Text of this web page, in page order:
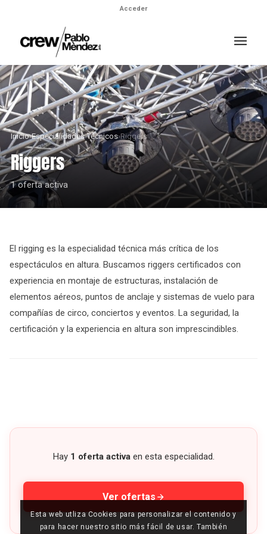
Acceder
Inicio›Especialidades›Técnicos›Riggers
Riggers
1 oferta activa
El rigging es la especialidad técnica más crítica de los
espectáculos en altura. Buscamos riggers certificados con
experiencia en montaje de estructuras, instalación de
elementos aéreos, puntos de anclaje y sistemas de vuelo para
compañías de circo, conciertos y eventos. La seguridad, la
certificación y la experiencia en altura son imprescindibles.
Hay 1 oferta activaen esta especialidad.
Ver ofertas
Esta web utliza Cookies para personalizar el contenido y
para hacer nuestro sitio más fácil de usar. También